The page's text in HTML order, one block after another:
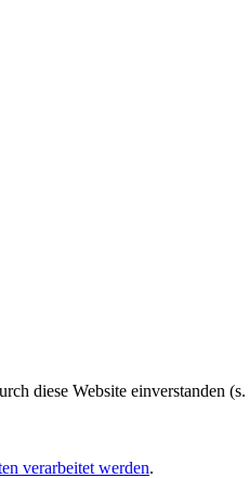
diese Website einverstanden (s.
verarbeitet werden.